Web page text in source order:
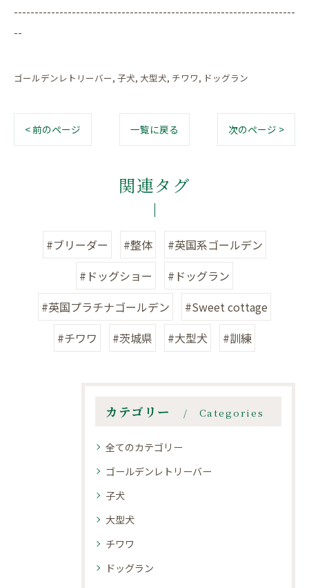
--------------------------------------------------------------------
--
ゴールデンレトリーバー 子犬 大型犬 チワワ ドッグラン
< 前のページ 一覧に戻る 次のページ >
関連タグ
#ブリーダー #整体
#英国系ゴールデン
#ドッグショー
#ドッグラン
#英国プラチナゴールデン
#Sweet cottage
#チワワ
#茨城県 #大型犬 #訓練
カテゴリー Categories
全てのカテゴリー
ゴールデンレトリーバー
子犬
大型犬
チワワ
ドッグラン